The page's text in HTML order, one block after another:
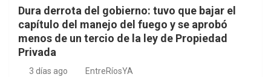
Dura derrota del gobierno: tuvo que bajar el
capítulo del manejo del fuego y se aprobó
menos de un tercio de la ley de Propiedad
Privada
3 días ago EntreRíosYA